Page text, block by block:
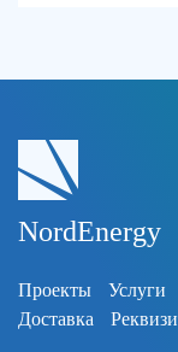
NordEnergy
Проекты Услуги
Доставка